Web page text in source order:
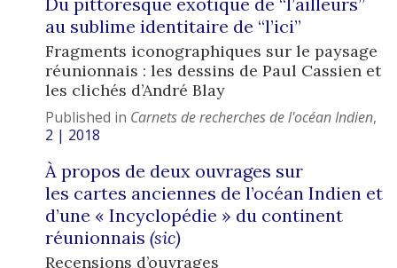
au sublime identitaire de “l’ici”
Fragments iconographiques sur le paysage
réunionnais : les dessins de Paul Cassien et
les clichés d’André Blay
Published in Carnets de recherches de l'océan Indien,
2 | 2018
À propos de deux ouvrages sur
les cartes anciennes de l’océan Indien et
d’une « Incyclopédie » du continent
réunionnais (sic)
Recensions d’ouvrages